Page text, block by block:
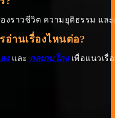
องราวชีวิต ความยุติธรรม แ
อ่านเรื่องไหนต่อ?
งและ กลเกมโกงเพื่อแนวเรื่